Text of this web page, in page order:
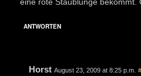
ANTWORTEN
Horst August 23, 2009 at 8:25 p.m. #